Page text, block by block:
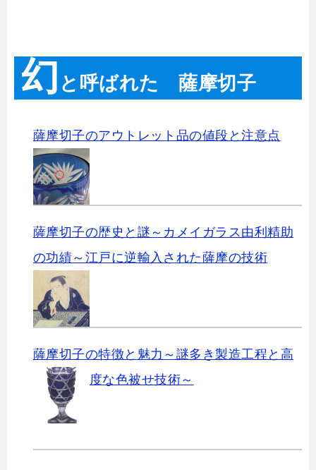
幻 と呼ばれた 薩摩切子
薩摩切子のアウトレット品の値段と注意点
薩摩切子の歴史と謎～カメイガラス由利精助
の功績～江戸に逆輸入された薩摩の技術
薩摩切子の特徴と魅力～謎多き製造工程と高
度な色被せ技術～